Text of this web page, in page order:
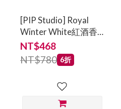
[PIP Studio] Royal
Winter White紅酒香
檳酒杯 390ml
NT$468
NT$780 6折